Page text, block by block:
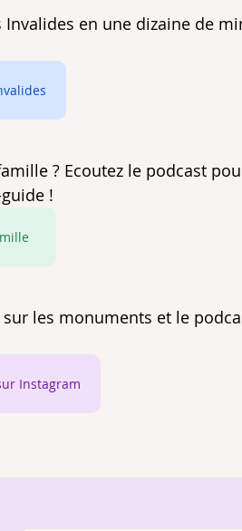
Invalides en une dizaine de
? Ecoutez le podcast
!
les monuments et le
Instagram